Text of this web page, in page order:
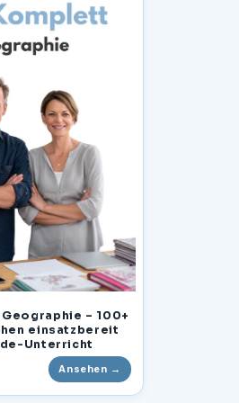
– 100+
einsatzbereit
Unterricht
Ansehen →